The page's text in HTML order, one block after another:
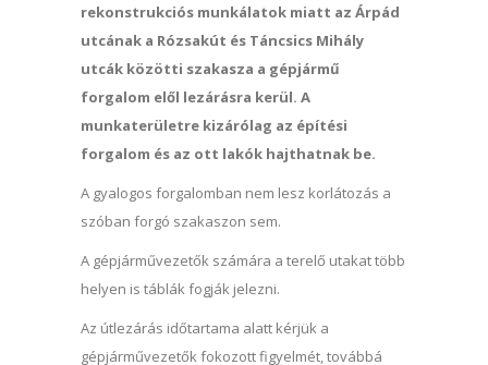
rekonstrukciós munkálatok miatt az Árpád
utcának a Rózsakút és Táncsics Mihály
utcák közötti szakasza a gépjármű
forgalom elől lezárásra kerül. A
munkaterületre kizárólag az építési
forgalom és az ott lakók hajthatnak be.
A gyalogos forgalomban nem lesz korlátozás a
szóban forgó szakaszon sem.
A gépjárművezetők számára a terelő utakat több
helyen is táblák fogják jelezni.
Az útlezárás időtartama alatt kérjük a
gépjárművezetők fokozott figyelmét, továbbá